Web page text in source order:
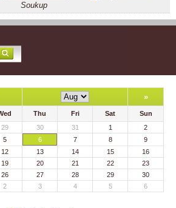
Soukup
»
Thu Fri Sat
Sun
29 30 31 1
2
5 6 7 8
9
12 13 14 15
16
19 20 21 22
23
26 27 28 29
30
2 3 4 5 6